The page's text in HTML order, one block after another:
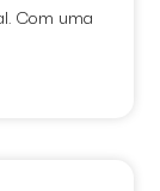
Com uma